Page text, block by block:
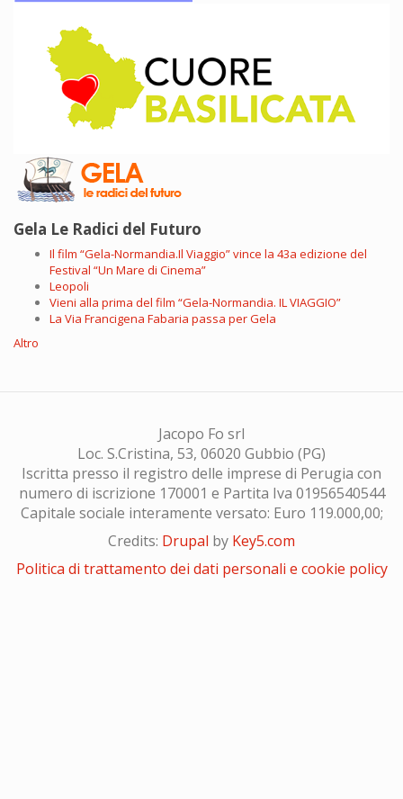
Gela Le Radici del Futuro
Il film “Gela-Normandia.Il Viaggio” vince la 43a edizione del
Festival “Un Mare di Cinema”
Leopoli
Vieni alla prima del film “Gela-Normandia. IL VIAGGIO”
La Via Francigena Fabaria passa per Gela
Altro
Jacopo Fo srl
Loc. S.Cristina, 53, 06020 Gubbio (PG)
Iscritta presso il registro delle imprese di Perugia con
numero di iscrizione 170001 e Partita Iva 01956540544
Capitale sociale interamente versato: Euro 119.000,00;
Credits: Drupal by Key5.com
Politica di trattamento dei dati personali e cookie policy